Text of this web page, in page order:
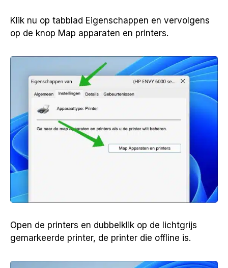
Klik nu op tabblad Eigenschappen en vervolgens
op de knop Map apparaten en printers.
Open de printers en dubbelklik op de lichtgrijs
gemarkeerde printer, de printer die offline is.